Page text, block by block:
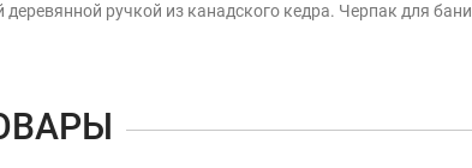
ручкой из канадского кедра. Черпак для бани